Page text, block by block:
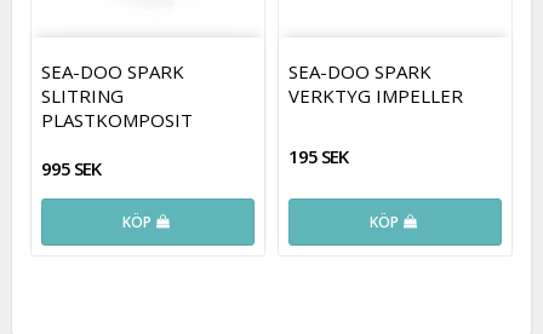
SEA-DOO SPARK
SLITRING
PLASTKOMPOSIT
995 SEK
KÖP
SEA-DOO SPARK
VERKTYG IMPELLER
195 SEK
KÖP